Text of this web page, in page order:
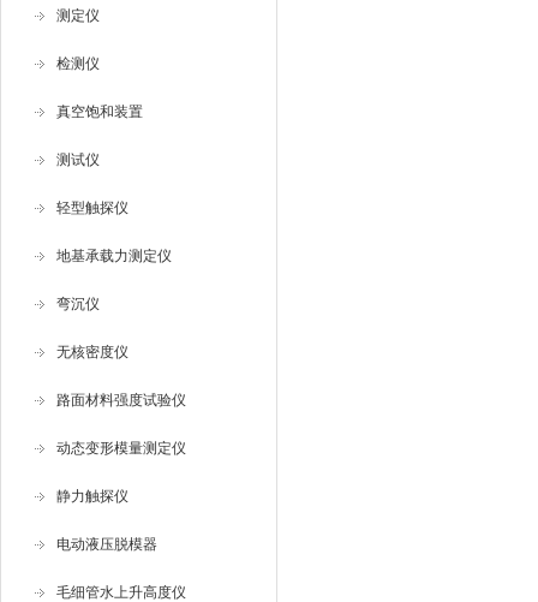
测定仪
检测仪
真空饱和装置
测试仪
轻型触探仪
地基承载力测定仪
弯沉仪
无核密度仪
路面材料强度试验仪
动态变形模量测定仪
静力触探仪
电动液压脱模器
毛细管水上升高度仪